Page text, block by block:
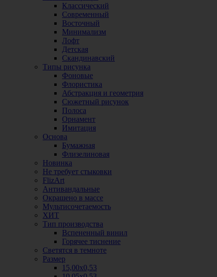
Классический
Современный
Восточный
Минимализм
Лофт
Детская
Скандинавский
Типы рисунка
Фоновые
Флористика
Абстракция и геометрия
Сюжетный рисунок
Полоса
Орнамент
Имитация
Основа
Бумажная
Флизелиновая
Новинка
Не требует стыковки
FlizArt
Антивандальные
Окрашено в массе
Мультисочетаемость
ХИТ
Тип производства
Вспененный винил
Горячее тиснение
Светятся в темноте
Размер
15,00х0,53